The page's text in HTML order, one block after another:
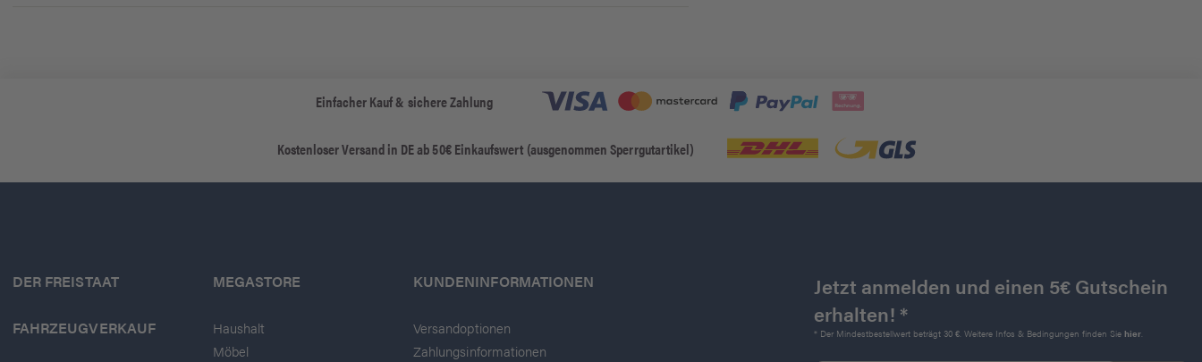
Einfacher Kauf & sichere Zahlung
Kostenloser Versand in DE ab 50€ Einkaufswert (ausgenommen Sperrgutartikel)
DER FREISTAAT
FAHRZEUGVERKAUF
MEGASTORE
Haushalt
Möbel
KUNDENINFORMATIONEN
Versandoptionen
Zahlungsinformationen
Jetzt anmelden und einen 5€ Gutschein
erhalten! *
* Der Mindestbestellwert beträgt 30 €. Weitere Infos & Bedingungen finden Sie hier.